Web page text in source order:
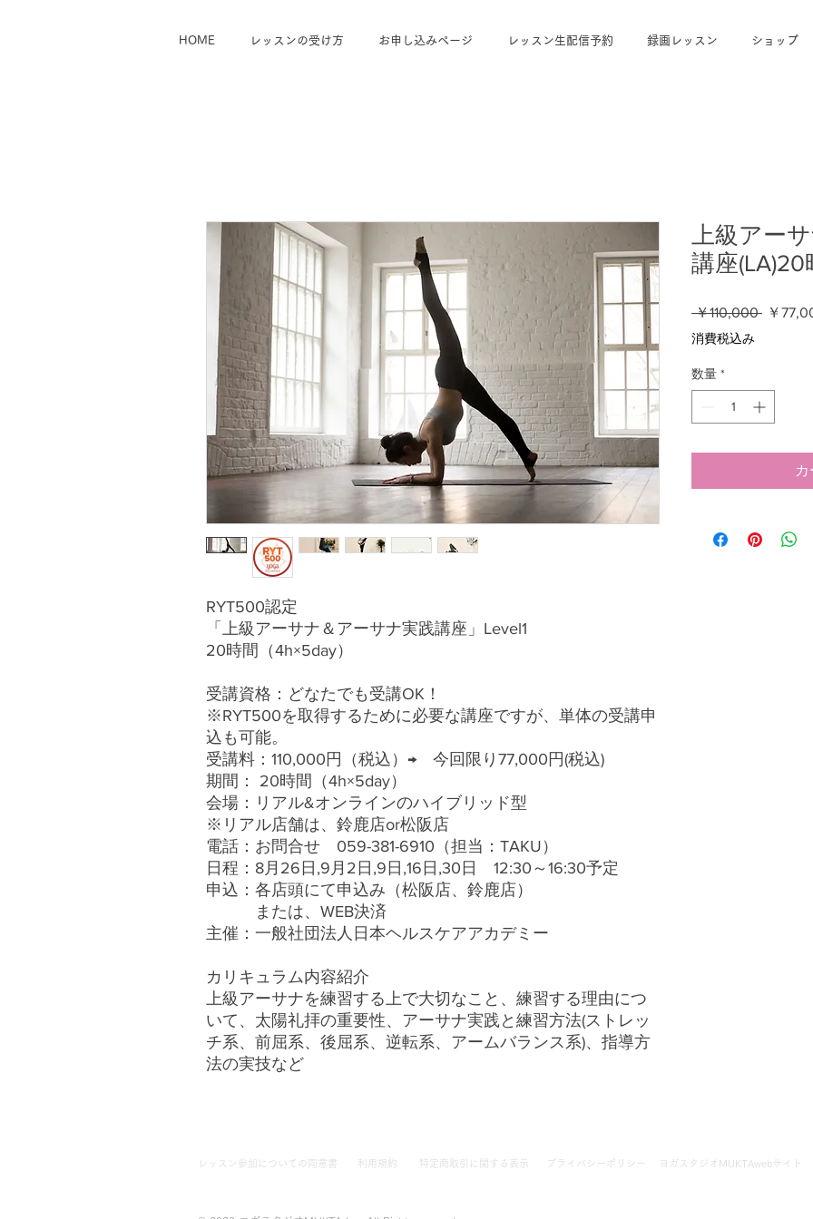
HOME レッスンの受け方 お申し込みページ レッスン生配信予約 録画レッスン ショップ
RYT500認定
「上級アーサナ＆アーサナ実践講座」Level1
20時間（4h×5day）
受講資格：どなたでも受講OK！
※RYT500を取得するために必要な講座ですが、単体の受講申
込も可能。
受講料：110,000円（税込）→ 今回限り77,000円(税込)
期間： 20時間（4h×5day）
会場：リアル&オンラインのハイブリッド型
※リアル店舗は、鈴鹿店or松阪店
電話：お問合せ 059-381-6910（担当：TAKU）
日程：8月26日,9月2日,9日,16日,30日 12:30～16:30予定
申込：各店頭にて申込み（松阪店、鈴鹿店）
または、WEB決済
主催：一般社団法人日本ヘルスケアアカデミー
カリキュラム内容紹介
上級アーサナを練習する上で大切なこと、練習する理由につ
いて、太陽礼拝の重要性、アーサナ実践と練習方法(ストレッ
チ系、前屈系、後屈系、逆転系、アームバランス系)、指導方
法の実技など
上級アー
講座(LA)20
￥110,000 通￥
消費税込み
数量 *
レッスン参加についての同意書 利用規約 ​特定商取引に関する表示 プライバシーポリシー ヨガスタジオMUKTAwebサイト